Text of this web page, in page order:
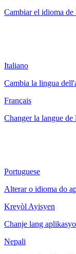
Cambiar el idioma de
Italiano
Cambia la lingua
Français
Changer la langue
Portuguese
Alterar o idioma do
Kreyòl Ayisyen
Chanje lang
Nepali